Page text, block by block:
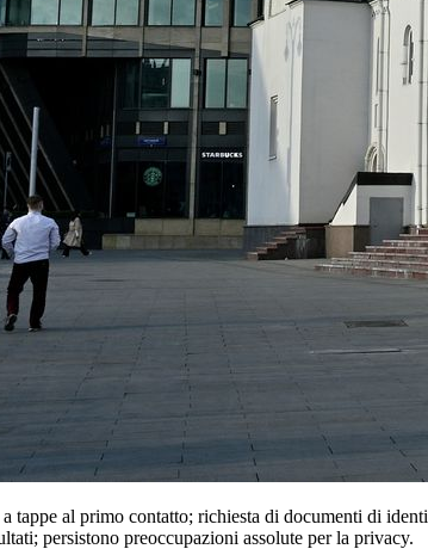
tappe al primo contatto; richiesta di documenti di
persistono preoccupazioni assolute per la privacy.